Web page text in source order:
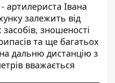
артилериста Івана
залежить від
зношеності
та ще багатьох
дальню дистанцію з
вважається